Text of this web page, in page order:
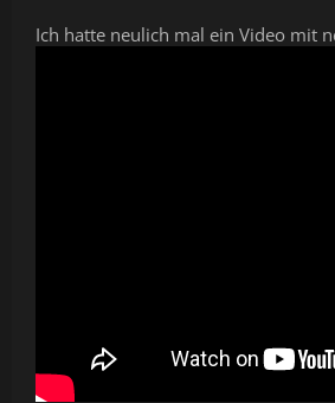
Ich hatte neulich mal ein Video mit